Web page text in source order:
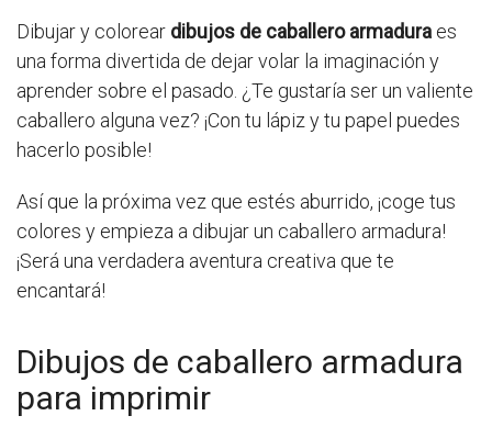
Dibujar y colorear dibujos de caballero armadura es
una forma divertida de dejar volar la imaginación y
aprender sobre el pasado. ¿Te gustaría ser un valiente
caballero alguna vez? ¡Con tu lápiz y tu papel puedes
hacerlo posible!
Así que la próxima vez que estés aburrido, ¡coge tus
colores y empieza a dibujar un caballero armadura!
¡Será una verdadera aventura creativa que te
encantará!
Dibujos de caballero armadura
para imprimir